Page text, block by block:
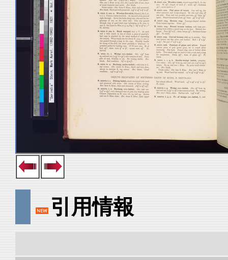
引用情報